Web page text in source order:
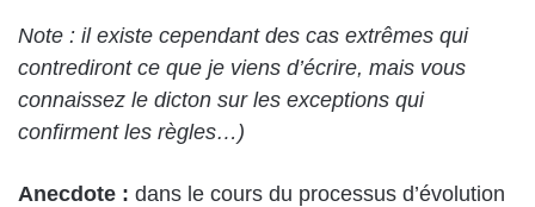
Note : il existe cependant des cas extrêmes qui
contrediront ce que je viens d’écrire, mais vous
connaissez le dicton sur les exceptions qui
confirment les règles…)
Anecdote : dans le cours du processus d’évolution